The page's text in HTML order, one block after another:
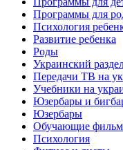
Программы для
Психология
Развитие ребенка
Роды
Украинский
Передачи ТВ на
Учебники на
Юзербары и
Юзербары
Обучающие
Психология